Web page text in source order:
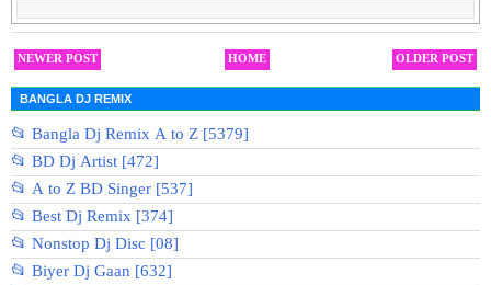
NEWER POST OLDER POST
HOME
BANGLA DJ REMIX
📂 Bangla Dj Remix A to Z [5379]
📂 BD Dj Artist [472]
📂 A to Z BD Singer [537]
📂 Best Dj Remix [374]
📂 Nonstop Dj Disc [08]
📂 Biyer Dj Gaan [632]